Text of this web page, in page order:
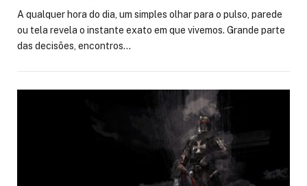
A qualquer hora do dia, um simples olhar para o pulso, parede
ou tela revela o instante exato em que vivemos. Grande parte
das decisões, encontros…